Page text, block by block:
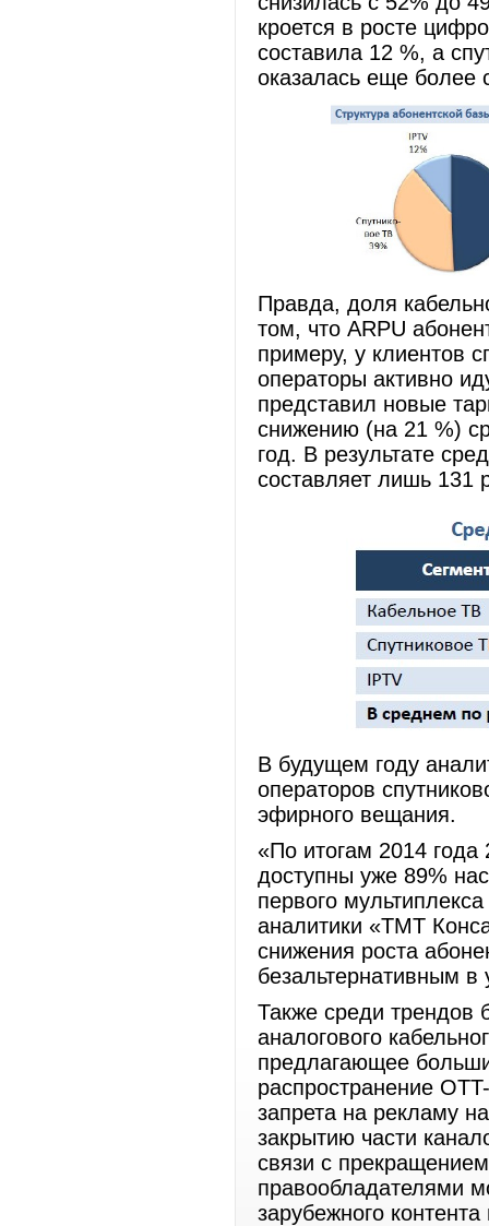
кроется в росте
составила 12 %, а
оказалась еще более
Правда, доля
том, что ARPU
примеру, у клиентов
операторы активно
представил новые
снижению (на 21 %)
год. В результате
составляет лишь 131
В будущем году
операторов
эфирного вещания.
«По итогам 2014
доступны уже 89%
первого
аналитики «ТМТ
снижения роста
безальтернативным в
Также среди трендов
аналогового
предлагающее
распространение
запрета на рекламу
закрытию части
связи с
правообладателями
зарубежного